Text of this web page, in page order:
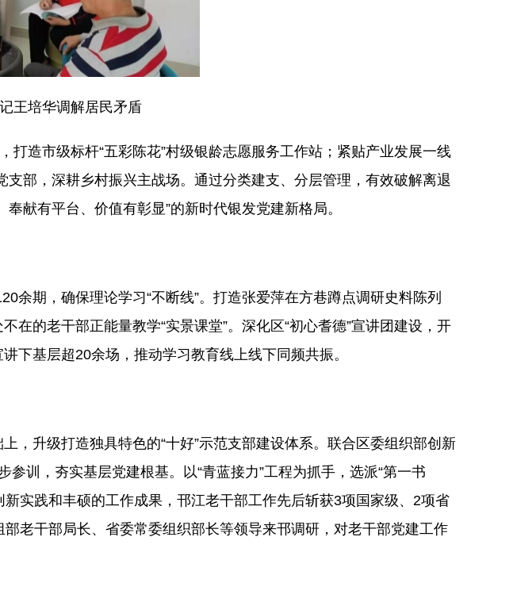
王培华调解居民矛盾
造市级标杆“五彩陈花”村级银龄志愿服务工作站；紧贴产业发展一线
支部，深耕乡村振兴主战场。通过分类建支、分层管理，有效破解离退
献有平台、价值有彰显”的新时代银发党建新格局。
余期，确保理论学习“不断线”。打造张爱萍在方巷蹲点调研史料陈列
的老干部正能量教学“实景课堂”。深化区“初心耆德”宣讲团建设，开
下基层超20余场，推动学习教育线上线下同频共振。
，升级打造独具特色的“十好”示范支部建设体系。联合区委组织部创新
参训，夯实基层党建根基。以“青蓝接力”工程为抓手，选派“第一书
实践和丰硕的工作成果，邗江老干部工作先后斩获3项国家级、2项省
老干部局长、省委常委组织部长等领导来邗调研，对老干部党建工作